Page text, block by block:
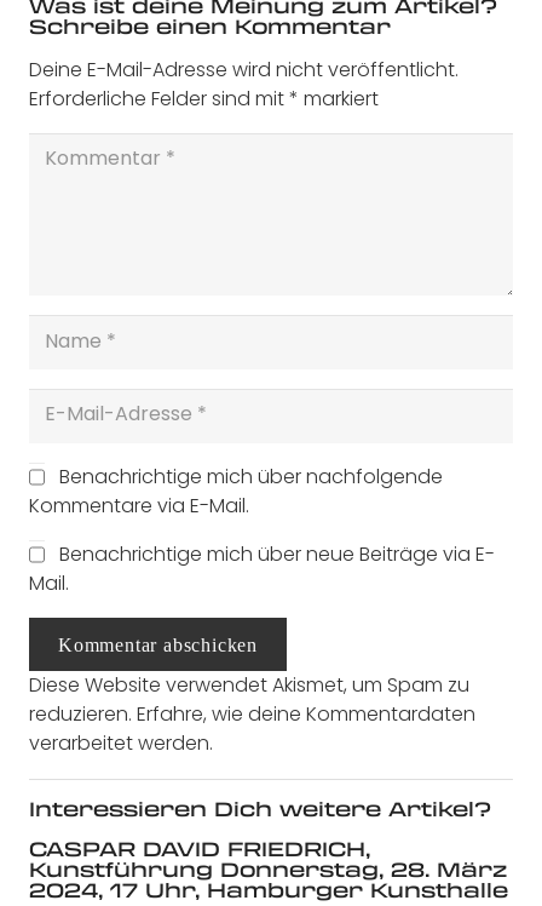
Schreibe einen Kommentar
Deine E-Mail-Adresse wird nicht veröffentlicht.
Erforderliche Felder sind mit* markiert
Benachrichtige mich über nachfolgende
Kommentare via E-Mail.
Benachrichtige mich über neue Beiträge via E-
Mail.
Kommentar abschicken
Diese Website verwendet Akismet, um Spam zu
reduzieren. Erfahre, wie deine Kommentardaten
verarbeitet werden.
Interessieren Dich weitere Artikel?
CASPAR DAVID FRIEDRICH,
Kunstführung Donnerstag, 28. März
2024, 17 Uhr, Hamburger Kunsthalle